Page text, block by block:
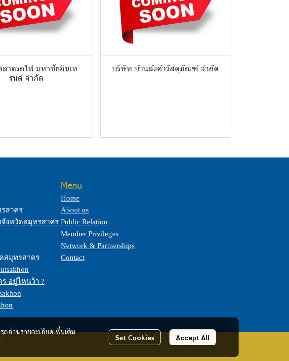
าดรถไฟ มหาชัยอินเท
รนด์ จำกัด
บริษัท บ้วนล้งค้าวัสดุภัณฑ์ จำกัด
อ่านรายละเอียดเพิ่มเติม
Set Cookies Accept All
สาคร
งหวัดสมุทรสาคร
สมุทรสาคร
อยู่ไหนว้า ?
Menu
Home
About us
Public Relation
Member Privileges
Network & Partnerships
Contact